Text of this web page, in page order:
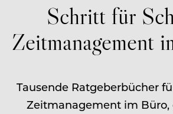
Schritt für
Zeitmanagement
Tausende Ratgeberbücher
Zeitmanagement im Büro,